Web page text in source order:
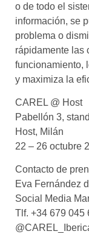
o de todo el
información, se
problema o
rápidamente las
funcionamiento,
y maximiza la
CAREL @ Host
Pabellón 3,
Host, Milán
22 – 26 octubre
Contacto de
Eva Fernández
Social Media
Tlf. +34 679 045